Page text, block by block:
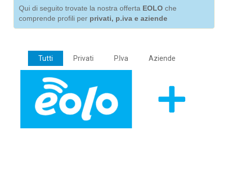
Qui di seguito trovate la nostra offerta EOLO che
comprende profili per privati, p.iva e aziende
Tutti Privati P.Iva Aziende